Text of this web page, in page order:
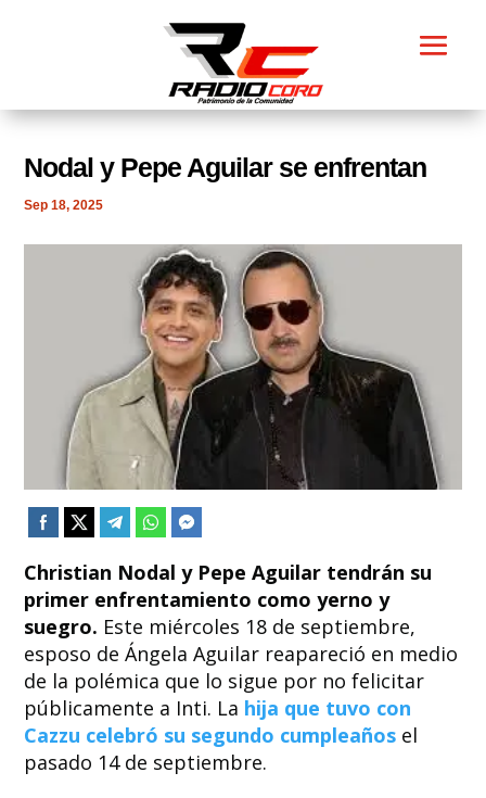
Nodal y Pepe Aguilar se enfrentan
Sep 18, 2025
Christian Nodal y Pepe Aguilar tendrán su
primer enfrentamiento como yerno y
suegro. Este miércoles 18 de septiembre,
esposo de Ángela Aguilar reapareció en medio
de la polémica que lo sigue por no felicitar
públicamente a Inti. La hija que tuvo con
Cazzu celebró su segundo cumpleaños el
pasado 14 de septiembre.